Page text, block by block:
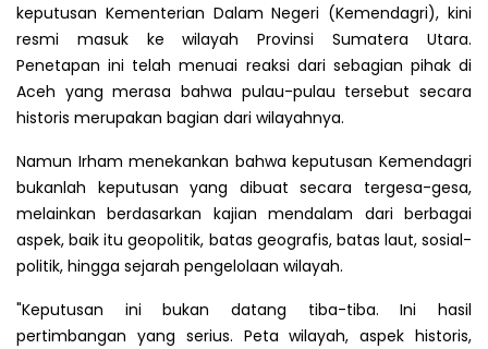
keputusan Kementerian Dalam Negeri (Kemendagri), kini
resmi masuk ke wilayah Provinsi Sumatera Utara.
Penetapan ini telah menuai reaksi dari sebagian pihak di
Aceh yang merasa bahwa pulau-pulau tersebut secara
historis merupakan bagian dari wilayahnya.
Namun Irham menekankan bahwa keputusan Kemendagri
bukanlah keputusan yang dibuat secara tergesa-gesa,
melainkan berdasarkan kajian mendalam dari berbagai
aspek, baik itu geopolitik, batas geografis, batas laut, sosial-
politik, hingga sejarah pengelolaan wilayah.
"Keputusan ini bukan datang tiba-tiba. Ini hasil
pertimbangan yang serius. Peta wilayah, aspek historis,